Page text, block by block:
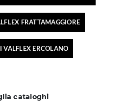
FRATTAMAGGIORE
VALFLEX ERCOLANO
cataloghi